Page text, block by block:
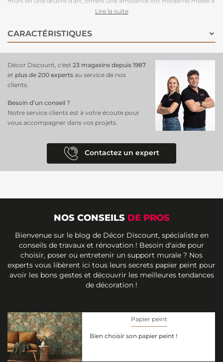
une touche nostalgique des années Woodstock. Son
visuel spectaculaire qui éveille à la fois un esprit vintage et
contemporain. Idéal pour ajouter du style et de la profondeur à
allure unique et dynamique, tout en étant facile à entretenir.
Redécouvrez le charme d’un décor rétro avec un design élégant !
Lire la suite
CARACTÉRISTIQUES
Décor Discount, c'est 23 magasins depuis 1987
et plus de 200 experts au service de nos
clients.
Besoin d’un conseil ?
Notre service clients est à votre écoute pour
vous accompagner dans vos projets.
Contactez un expert
NOS CONSEILS DE PROS
Bienvenue sur le blog de Décor Discount, spécialiste en
conseils de travaux et rénovation ! Besoin d'aide pour
choisir, poser ou entretenir un support murale ? Nos
experts vous libèrent ici tous leurs secrets papier peint pour
avoir les bons gestes et découvrir les meilleures tendances
de décoration !
Papier peint
Bien choisir son papier peint !